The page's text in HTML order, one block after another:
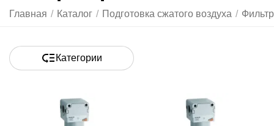
Главная / Каталог / Подготовка сжатого воздуха /
Категории